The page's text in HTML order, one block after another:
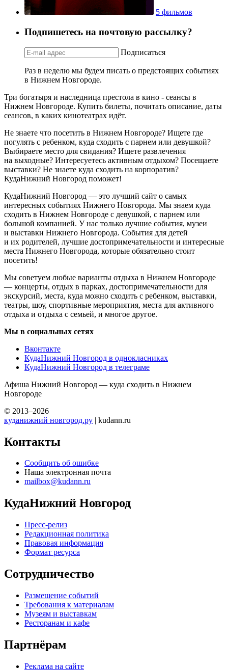
5 фильмов
Подпишетесь на почтовую рассылку?
Подписаться
Раз в неделю мы будем писать о предстоящих событиях
в Нижнем Новгороде.
Три богатыря и наследница престола в кино - сеансы в
Нижнем Новгороде. Купить билеты, почитать описание, даты
сеансов, в каких кинотеатрах идёт.
Не знаете что посетить в Нижнем Новгороде? Ищете где
погулять с ребенком, куда сходить с парнем или девушкой?
Выбираете место для свидания? Ищете развлечения
на выходные? Интересуетесь активным отдыхом? Посещаете
выставки? Не знаете куда сходить на корпоратив?
КудаНижний Новгород поможет!
КудаНижний Новгород — это лучший сайт о самых
интересных событиях Нижнего Новгорода. Мы знаем куда
сходить в Нижнем Новгороде с девушкой, с парнем или
большой компанией. У нас только лучшие события, музеи
и выставки Нижнего Новгорода. События для детей
и их родителей, лучшие достопримечательности и интересные
места Нижнего Новгорода, которые обязательно стоит
посетить!
Мы советуем любые варианты отдыха в Нижнем Новгороде
— концерты, отдых в парках, достопримечательности для
экскурсий, места, куда можно сходить с ребенком, выставки,
театры, шоу, спортивные мероприятия, места для активного
отдыха и отдыха с семьей, и многое другое.
Мы в социальных сетях
Вконтакте
КудаНижний Новгород в однокласниках
КудаНижний Новгород в телеграме
Афиша Нижний Новгород — куда сходить в Нижнем
Новгороде
© 2013–2026
куданижний новгород.ру | kudann.ru
Контакты
Сообщить об ошибке
Наша электронная почта
mailbox@kudann.ru
КудаНижний Новгород
Пресс-релиз
Редакционная политика
Правовая информация
Формат ресурса
Сотрудничество
Размещение событий
Требования к материалам
Музеям и выставкам
Ресторанам и кафе
Партнёрам
Реклама на сайте